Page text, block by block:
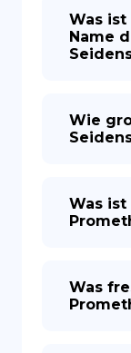
Was
Name
Wie
Was
Was